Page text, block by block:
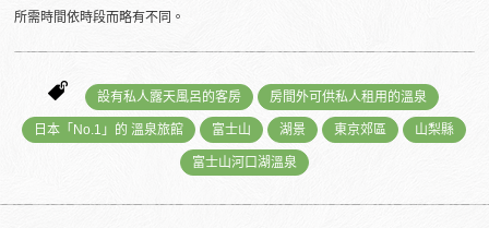
所需時間依時段而略有不同。
設有私人露天風呂的客房 房間外可供私人租用的溫泉
日本「No.1」的 溫泉旅館 富士山 湖景 東京郊區 山梨縣
富士山河口湖溫泉